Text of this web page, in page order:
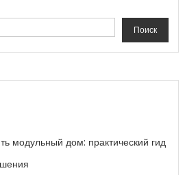
Поиск
модульный дом: практический гид